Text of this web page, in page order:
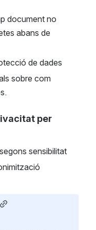
document no
abans de
de dades
sobre com
per
sensibilitat